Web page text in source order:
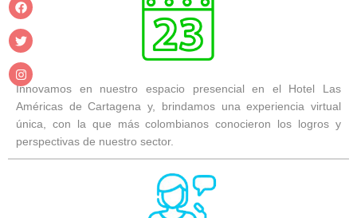
Innovamos en nuestro espacio presencial en el Hotel Las
Américas de Cartagena y, brindamos una experiencia virtual
única, con la que más colombianos conocieron los logros y
perspectivas de nuestro sector.